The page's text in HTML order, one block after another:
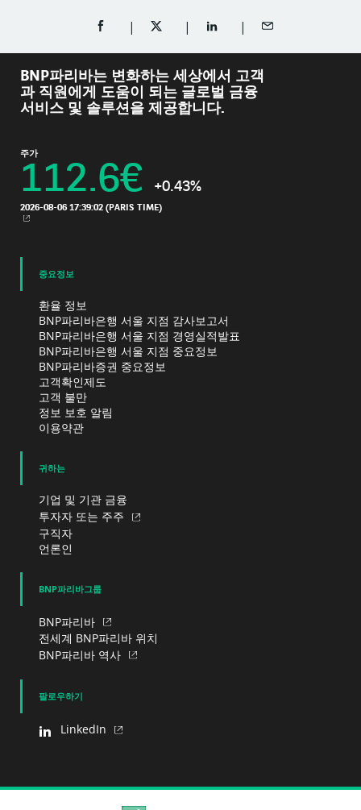
FACEBOOK에 공유 (새 창에서 열림)
TWITTER에 공유 (새 창에서 열림)
LINKEDIN에 공유 (새 창에서
이메일로 공유
BNP파리바는 변화하는 세상에서 고객
과 직원에게 도움이 되는 글로벌 금융
서비스 및 솔루션을 제공합니다.
주가
112.6€ +0.43%
2026-08-06 17:39:02 (PARIS TIME)
새 창
중요정보
환율 정보
BNP파리바은행 서울 지점 감사보고서
BNP파리바은행 서울 지점 경영실적발표
BNP파리바은행 서울 지점 중요정보
BNP파리바증권 중요정보
고객확인제도
고객 불만
정보 보호 알림
이용약관
귀하는
기업 및 기관 금융
투자자 또는 주주
구직자
언론인
BNP파리바그룹
BNP파리바
전세계 BNP파리바 위치
BNP파리바 역사
팔로우하기
LinkedIn